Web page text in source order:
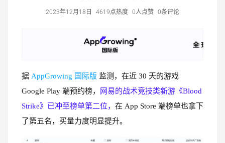
2023年12月18日 4619点热度 0人点赞 0条评论
据 AppGrowing 国际版 监测，在近 30 天的游戏
Google Play 端预约榜，
网易的战术竞技类新游《Blood
Strike》已冲至榜单第二位， 在 App Store 端榜单也拿下
了第五名，买量力度明显提升。